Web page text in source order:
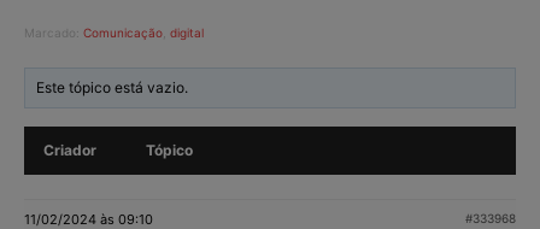
Marcado: Comunicação digital
Este tópico está vazio.
Criador Tópico
11/02/2024 às 09:10 #333968